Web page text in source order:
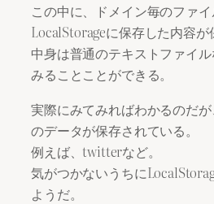
この中に、ドメイン毎のファイ
LocalStorageに保存した内容が
中身は普通のテキストファイ
みることことができる。
実際にみてみればわかるのだ
のデータが保存されている。
例えば、twitterなど。
気がつかないうちに
ようだ。